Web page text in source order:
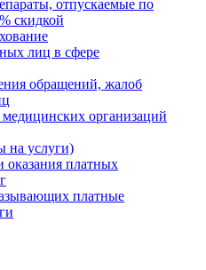
отпускаемые по
скидкой
лиц в сфере
обращений, жалоб
организаций
на услуги)
оказания платных
платные